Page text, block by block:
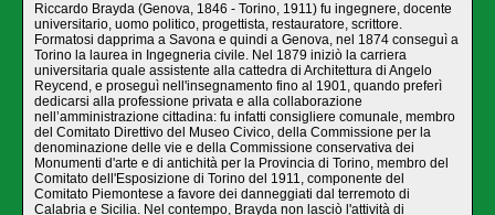
Riccardo Brayda (Genova, 1846 - Torino, 1911) fu ingegnere, docente
universitario, uomo politico, progettista, restauratore, scrittore.
Formatosi dapprima a Savona e quindi a Genova, nel 1874 conseguì a
Torino la laurea in Ingegneria civile. Nel 1879 iniziò la carriera
universitaria quale assistente alla cattedra di Architettura di Angelo
Reycend, e proseguì nell'insegnamento fino al 1901, quando preferì
dedicarsi alla professione privata e alla collaborazione
nell’amministrazione cittadina: fu infatti consigliere comunale, membro
del Comitato Direttivo del Museo Civico, della Commissione per la
denominazione delle vie e della Commissione conservativa dei
Monumenti d'arte e di antichità per la Provincia di Torino, membro del
Comitato dell'Esposizione di Torino del 1911, componente del
Comitato Piemontese a favore dei danneggiati dal terremoto di
Calabria e Sicilia. Nel contempo, Brayda non lasciò l'attività di